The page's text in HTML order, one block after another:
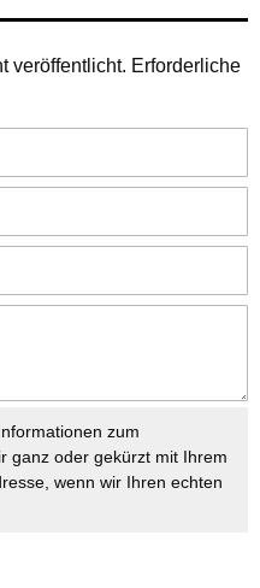
veröffentlicht. Erforderliche
zum
ganz oder gekürzt mit Ihrem
wenn wir Ihren echten